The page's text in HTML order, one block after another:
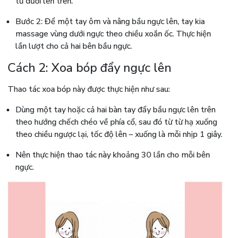
Bước 2: Để một tay ôm và nâng bầu ngực lên, tay kia
massage vùng dưới ngực theo chiều xoắn ốc. Thực hiện
lần lượt cho cả hai bên bầu ngực.
Cách 2: Xoa bóp đẩy ngực lên
Thao tác xoa bóp này được thực hiện như sau:
Dùng một tay hoặc cả hai bàn tay đẩy bầu ngực lên trên
theo hướng chếch chéo về phía cổ, sau đó từ từ hạ xuống
theo chiều ngược lại, tốc độ lên – xuống là mỗi nhịp 1 giây.
Nên thực hiện thao tác này khoảng 30 lần cho mỗi bên
ngực.